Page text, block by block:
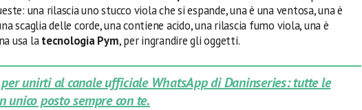
una rilascia uno stucco viola che si espande, una è una ventosa, una è
scaglia delle corde, una contiene acido, una rilascia fumo viola, una è
usa latecnologia Pym, per ingrandire gli oggetti.
per unirti al canale ufficiale WhatsApp di Daninseries: tutte le
unico posto sempre con te.